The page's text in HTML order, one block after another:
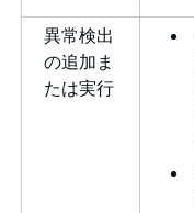
異常検出
の追加ま
たは実行